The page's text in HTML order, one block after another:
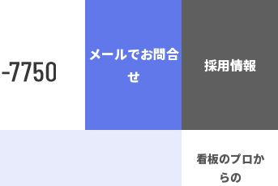
メールでお問合
せ
採用情報
看板のプロか
らの